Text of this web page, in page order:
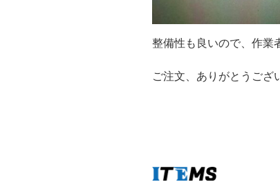
整備性も良いので、作業
ご注文、ありがとうご